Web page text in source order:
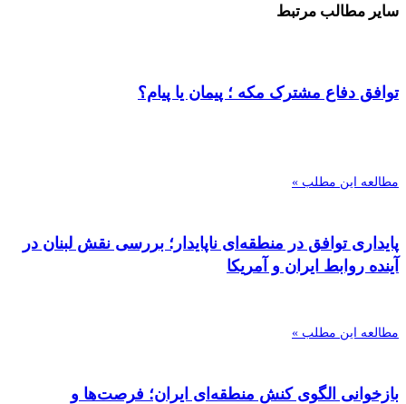
سایر مطالب مرتبط
توافق دفاع مشترک مکه ؛ پیمان یا پیام؟
مطالعه این مطلب »
پایداری توافق در منطقه‌ای ناپایدار؛ بررسی نقش لبنان در
آینده روابط ایران و آمریکا
مطالعه این مطلب »
بازخوانی الگوی کنش منطقه‌ای ایران؛ فرصت‌ها و